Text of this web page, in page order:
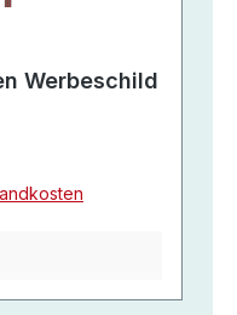
Werbeschild